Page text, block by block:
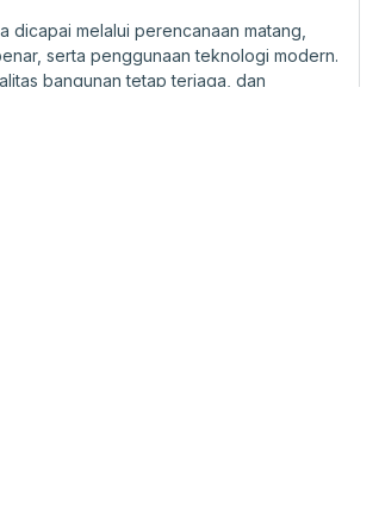
melalui perencanaan matang,
serta penggunaan teknologi modern.
bangunan tetap terjaga, dan